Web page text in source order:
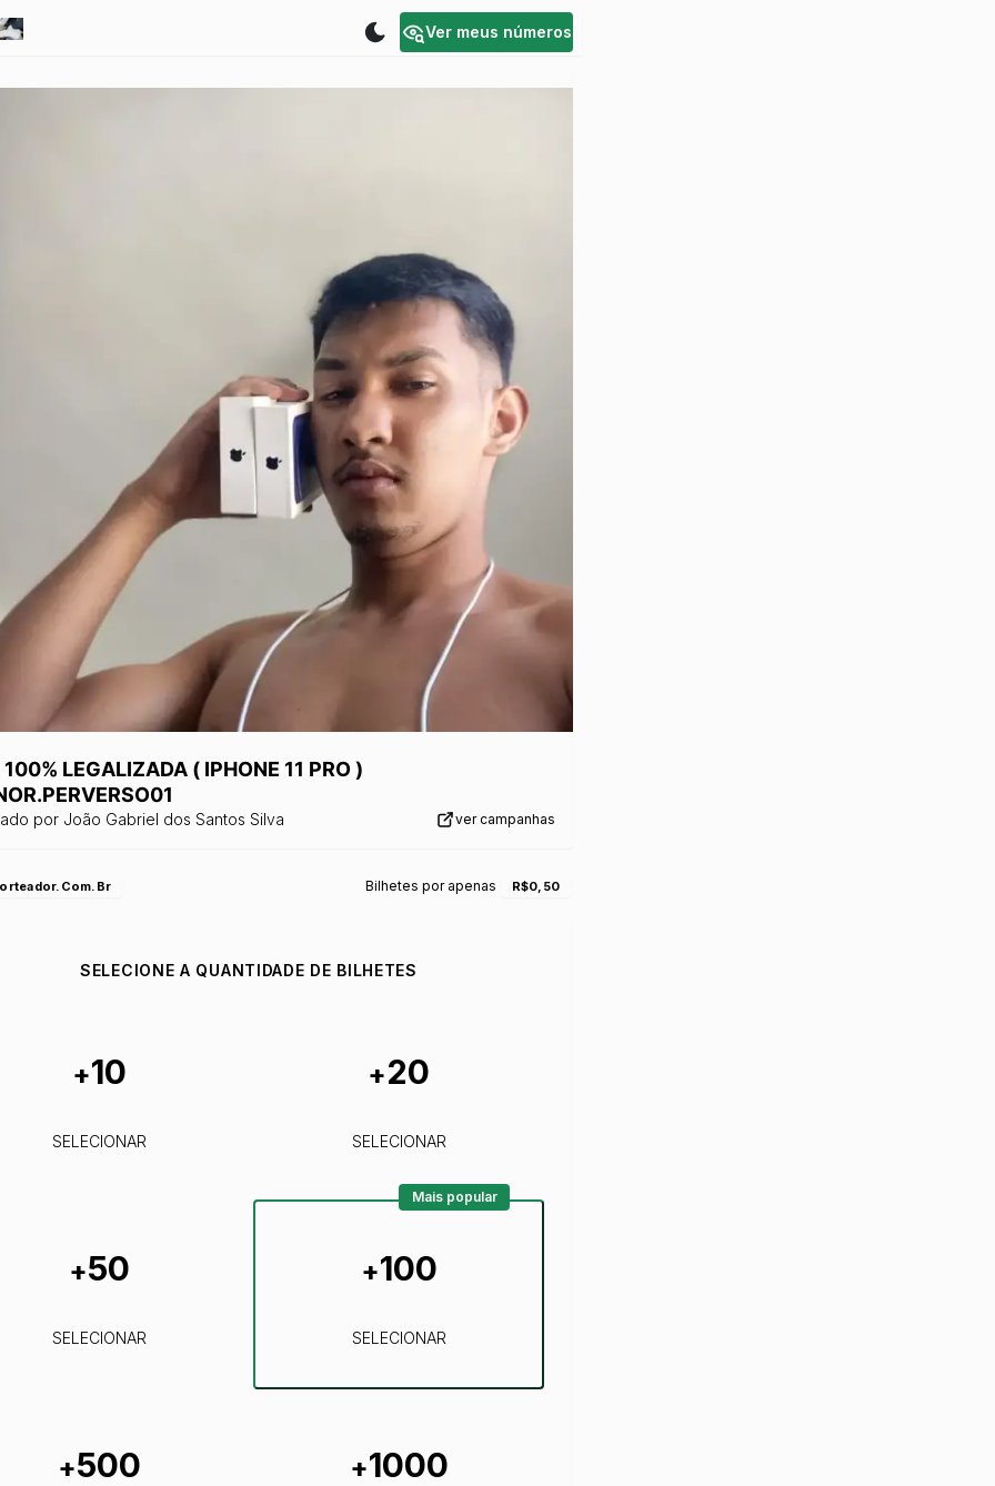
Ver meus números
LEGALIZADA ( IPHONE 11 PRO )
por João Gabriel dos Santos Silva ver campanhas
Bilhetes por apenas R$0,50
SELECIONE A QUANTIDADE DE BILHETES
+10
SELECIONAR
+20
SELECIONAR
+50
SELECIONAR
+100
SELECIONAR
Mais popular
+500 +1000